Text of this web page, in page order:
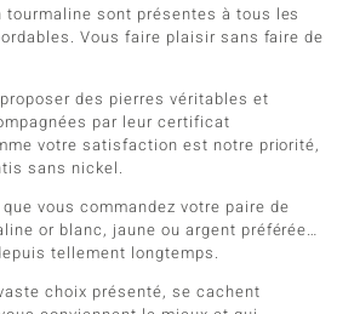
tourmaline sont présentes à tous les
Vous faire plaisir sans faire de
des pierres véritables et
par leur certificat
votre satisfaction est notre priorité,
sans nickel.
vous commandez votre paire de
or blanc, jaune ou argent préférée…
tellement longtemps.
choix présenté, se cachent